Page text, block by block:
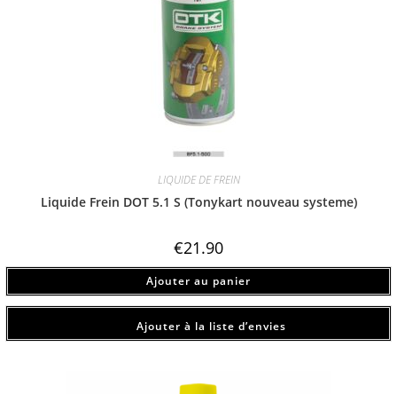
LIQUIDE DE FREIN
Liquide Frein DOT 5.1 S (Tonykart nouveau systeme)
€21.90
Ajouter au panier
Ajouter à la liste d’envies